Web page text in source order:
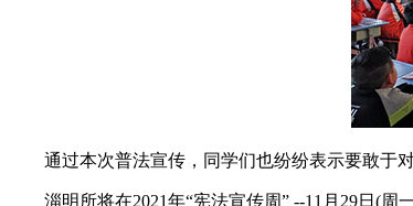
通过本次普法宣传，同学们也纷纷表示要敢于
淄明所将在2021年“宪法宣传周” --11月29日(